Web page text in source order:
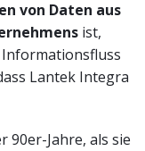
von Daten aus
ist,
Lantek Integra
90er-Jahre, als sie